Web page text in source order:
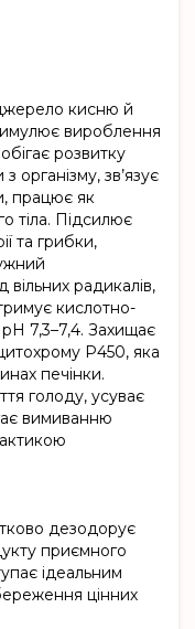
кисню й
вироблення
розвитку
організму, зв’язує
працює як
тіла. Підсилює
та грибки,
вільних радикалів,
кислотно-
7,3–7,4. Захищає
Р450, яка
печінки.
голоду, усуває
вимиванню
дезодорує
приємного
ідеальним
цінних